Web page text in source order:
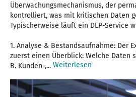
Überwachungsmechanismus, der
kontrolliert, was mit kritischen Daten
Typischerweise läuft ein DLP-Service
1. Analyse & Bestandsaufnahme: Der
zuerst einen Überblick: Welche Daten
B. Kunden-,... Weiterlesen